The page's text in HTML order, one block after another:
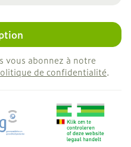
vous abonnez à notre
de confidentialité.